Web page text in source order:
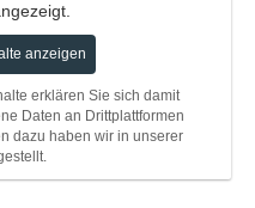
anzeigen
erklären Sie sich damit
Daten an Drittplattformen
dazu haben wir in unserer